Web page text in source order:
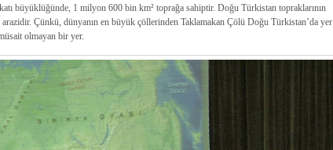
büyüklüğünde, 1 milyon 600 bin km² toprağa sahiptir. Doğu Türkistan topraklarının
arazidir. Çünkü, dünyanın en büyük çöllerinden Taklamakan Çölü Doğu Türkistan’da yer
olmayan bir yer.